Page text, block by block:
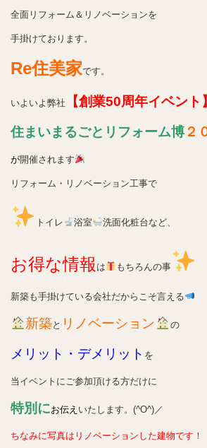
全面リフォーム＆リノベーションを
手掛けております。
Re住美家です。
いよいよ弊社 【創業50周年イベント】
住まいまるごとリフォーム博２
が開催されます
リフォーム・リノベーション工事で
トイレ 浴室 洗面化粧台など、
お得な情報 は もちろんの事
新築も手掛けている会社だからこそ言える
新築 と リノベーション の
メリット・デメリット を
当イベントにご参加頂ける方だけに
特別にお伝え いたします。(^O^)／
ちなみに写真はリノベーションした建物です！